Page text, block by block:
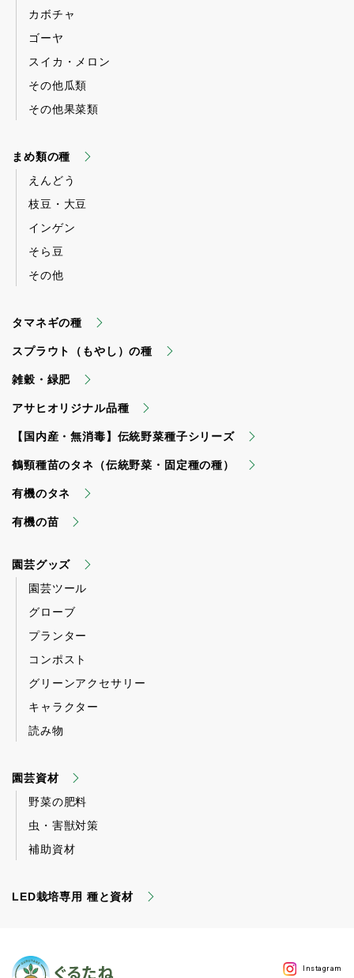
カボチャ
ゴーヤ
スイカ・メロン
その他瓜類
その他果菜類
まめ類の種
えんどう
枝豆・大豆
インゲン
そら豆
その他
タマネギの種
スプラウト（もやし）の種
雑穀・緑肥
アサヒオリジナル品種
【国内産・無消毒】伝統野菜種子シリーズ
鶴頸種苗のタネ（伝統野菜・固定種の種）
有機のタネ
有機の苗
園芸グッズ
園芸ツール
グローブ
プランター
コンポスト
グリーンアクセサリー
キャラクター
読み物
園芸資材
野菜の肥料
虫・害獣対策
補助資材
LED栽培専用 種と資材
Instagram